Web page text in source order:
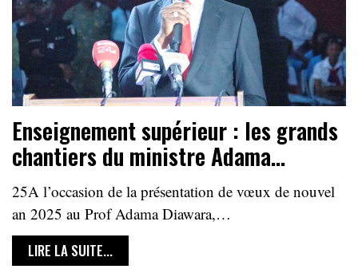
Enseignement supérieur : les grands
chantiers du ministre Adama…
25A l’occasion de la présentation de vœux de nouvel
an 2025 au Prof Adama Diawara,…
LIRE LA SUITE...